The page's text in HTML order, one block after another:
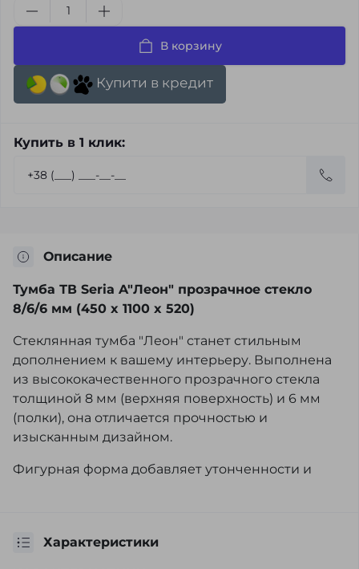
В корзину
Купити в кредит
Купить в 1 клик:
Описание
Тумба ТВ Seria A"Леон" прозрачное стекло
8/6/6 мм (450 x 1100 x 520)
Стеклянная тумба "Леон" станет стильным
дополнением к вашему интерьеру. Выполнена
из высококачественного прозрачного стекла
толщиной 8 мм (верхняя поверхность) и 6 мм
(полки), она отличается прочностью и
изысканным дизайном.
Фигурная форма добавляет утонченности и
к технике и аксессуарам.
Характеристики